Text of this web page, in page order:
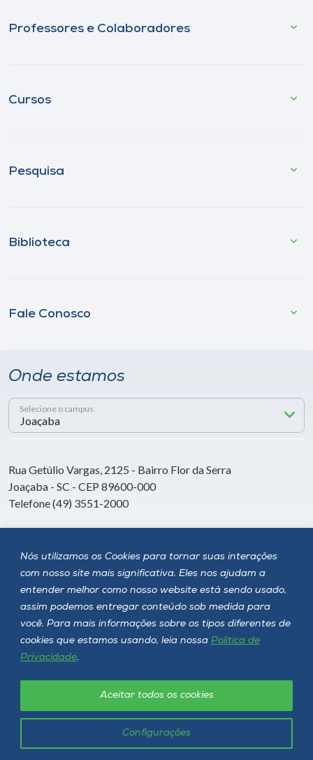
Nós utilizamos os Cookies para tornar suas interações
com nosso site mais significativa. Eles nos ajudam a
entender melhor como nosso website está sendo usado,
assim podemos entregar conteúdo sob medida para
você. Para mais informações sobre os tipos diferentes de
cookies que estamos usando, leia nossa Política de
Privacidade.
Configurações
Aceitar todos os cookies
Professores e Colaboradores
Cursos
Pesquisa
Biblioteca
Fale Conosco
Onde estamos
Selecione o campus
Rua Getúlio Vargas, 2125 - Bairro Flor da Serra
Joaçaba - SC - CEP 89600-000
Telefone (49) 3551-2000
Siga a Unoesc
Unoesc © 2026 - Todos os direitos reservados
Política de privacidade LGPD